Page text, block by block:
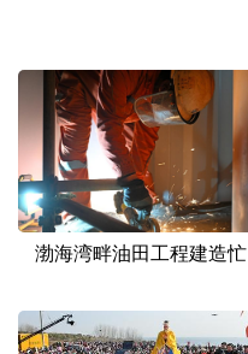
山东 河南
广东
四川 贵州
陕西 甘肃
渤海湾畔油田工程建造忙